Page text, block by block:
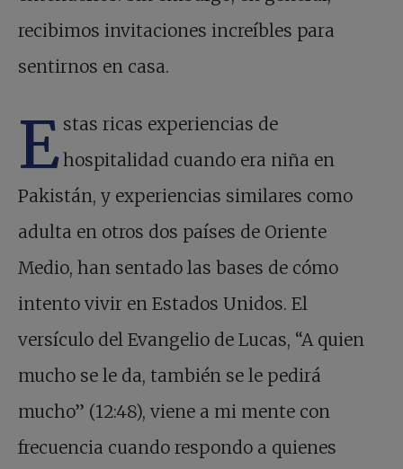
recibimos invitaciones increíbles para
sentirnos en casa.
E stas ricas experiencias de
hospitalidad cuando era niña en
Pakistán, y experiencias similares como
adulta en otros dos países de Oriente
Medio, han sentado las bases de cómo
intento vivir en Estados Unidos. El
versículo del Evangelio de Lucas, “A quien
mucho se le da, también se le pedirá
mucho” (12:48), viene a mi mente con
frecuencia cuando respondo a quienes